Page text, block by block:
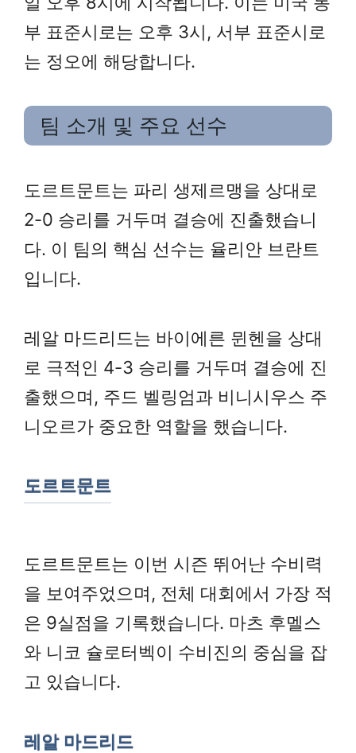
부 표준시로는 오후 3시, 서부 표준시로
는 정오에 해당합니다.
팀 소개 및 주요 선수
도르트문트는 파리 생제르맹을 상대로
2-0 승리를 거두며 결승에 진출했습니
다. 이 팀의 핵심 선수는 율리안 브란트
입니다.
레알 마드리드는 바이에른 뮌헨을 상대
로 극적인 4-3 승리를 거두며 결승에 진
출했으며, 주드 벨링엄과 비니시우스 주
니오르가 중요한 역할을 했습니다.
도르트문트
도르트문트는 이번 시즌 뛰어난 수비력
을 보여주었으며, 전체 대회에서 가장 적
은 9실점을 기록했습니다. 마츠 후멜스
와 니코 슐로터벡이 수비진의 중심을 잡
고 있습니다.
레알 마드리드